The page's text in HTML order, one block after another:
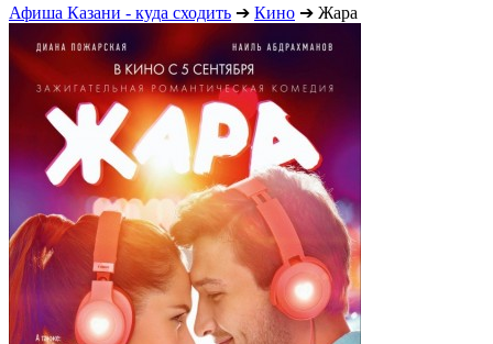
Афиша Казани - куда сходить ➔ Кино ➔ Жара